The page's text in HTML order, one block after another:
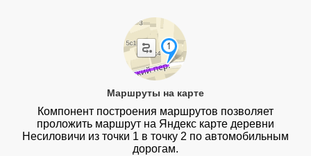
Маршруты на карте
Компонент построения маршрутов позволяет
проложить маршрут на Яндекс карте деревни
Несиловичи из точки 1 в точку 2 по автомобильным
дорогам.